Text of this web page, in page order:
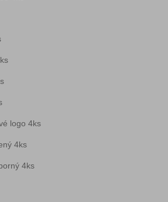
logo 4ks
4ks
4ks